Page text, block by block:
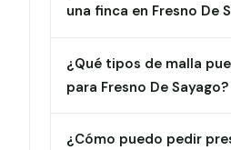
una finca en Fresno De
¿Qué tipos de malla
para Fresno De Sayago?
¿Cómo puedo pedir